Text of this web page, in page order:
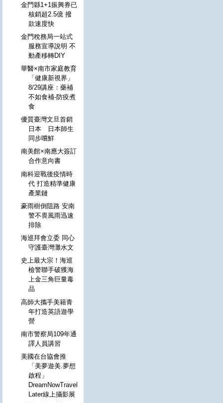
金門縣1+1振興券已
核銷超2.5億 撥
款速度快
金門稅務局一站式
服務宣導說明 不
動產移轉DIY
華醫×南市家庭教育
「健康新視界」
8/29講座：藥補
不如食補-防疫煮
食
優質臺灣文旦首銷
日本 日本師生
同步嚐鮮
南美館×南應大簽訂
合作意向書
南科迎戰後疫情時
代 打造精準健康
產業鏈
豪雨樹倒阻路 安南
警不畏風雨迅速
排除
海巡拜會立委 同心
守護臺灣灘水文
史上最大宗！海巡
檢警聯手破獲海
上金三角巨量毒
品
高師大攜手美籍青
年打造英語遊學
營
南市警察局109年通
譯人員講習
美國在台協會推
「美夢遊美.夢想
啟程」
DreamNowTravel
Later線上攝影展